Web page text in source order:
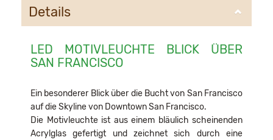
Details
LED MOTIVLEUCHTE BLICK ÜBER
SAN FRANCISCO
Ein besonderer Blick über die Bucht von San Francisco
auf die Skyline von Downtown San Francisco.
Die Motivleuchte ist aus einem bläulich scheinenden
Acrylglas gefertigt und zeichnet sich durch eine